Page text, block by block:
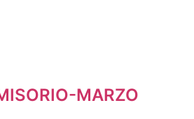
MARZO